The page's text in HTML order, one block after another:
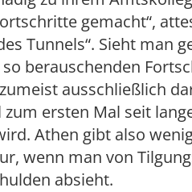
gemacht“,
Tunnels“. Sieht man
berauschenden
ausschließlich
zum ersten Mal seit
Athen gibt also
wenn man von
absieht.